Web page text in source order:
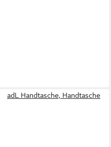
adL Handtasche, Handtasche